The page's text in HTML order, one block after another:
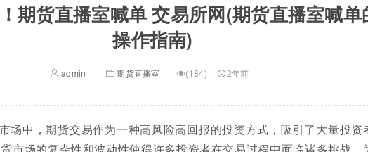
期货直播室喊单 交易所网(期货直播室喊单
操作指南)
admin 期货直播室 (184) 2年前
场中，期货交易作为一种高风险高回报的投资方式，吸引了大量投资